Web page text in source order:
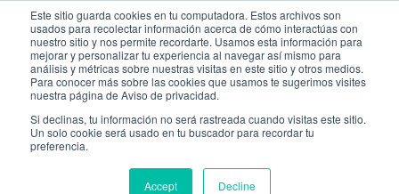
Este sitio guarda cookies en tu computadora. Estos archivos son
usados para recolectar información acerca de cómo interactúas con
nuestro sitio y nos permite recordarte. Usamos esta información para
mejorar y personalizar tu experiencia al navegar así mismo para
análisis y métricas sobre nuestras visitas en este sitio y otros medios.
Para conocer más sobre las cookies que usamos te sugerimos visites
nuestra página de Aviso de privacidad.
Si declinas, tu información no será rastreada cuando visitas este sitio.
Un solo cookie será usado en tu buscador para recordar tu
preferencia.
Accept Decline
Empresa 55 9331 4081 800 507 4073
Proyectos con
contenedores |
Dracontainers